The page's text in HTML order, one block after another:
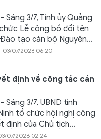
Sáng 3/7, Tỉnh ủy Quảng
Lễ công bố đổi tên
tạo cán bộ Nguyễn...
03/07/2026 06:20
định về công tác cán
Sáng 3/7, UBND tỉnh
tổ chức hội nghị công
định của Chủ tịch...
07/2026 02:24